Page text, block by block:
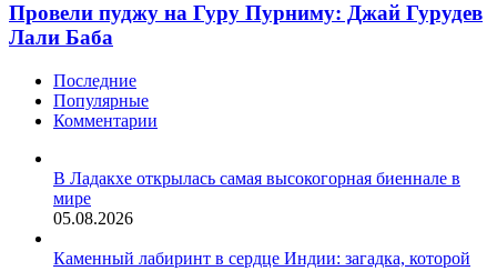
Провели пуджу на Гуру Пурниму: Джай Гурудев
Лали Баба
Последние
Популярные
Комментарии
В Ладакхе открылась самая высокогорная биеннале в
мире
05.08.2026
Каменный лабиринт в сердце Индии: загадка, которой